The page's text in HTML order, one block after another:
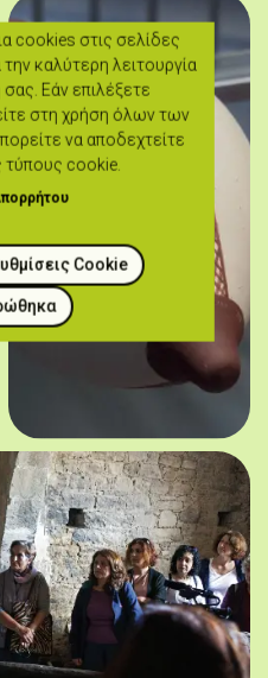
cookies στις σελίδες
καλύτερη λειτουργία
Εάν επιλέξετε
στη χρήση όλων των
να αποδεχτείτε
cookie.
Cookie